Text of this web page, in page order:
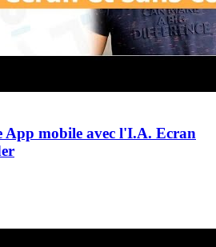
App mobile avec l'I.A. Ecran